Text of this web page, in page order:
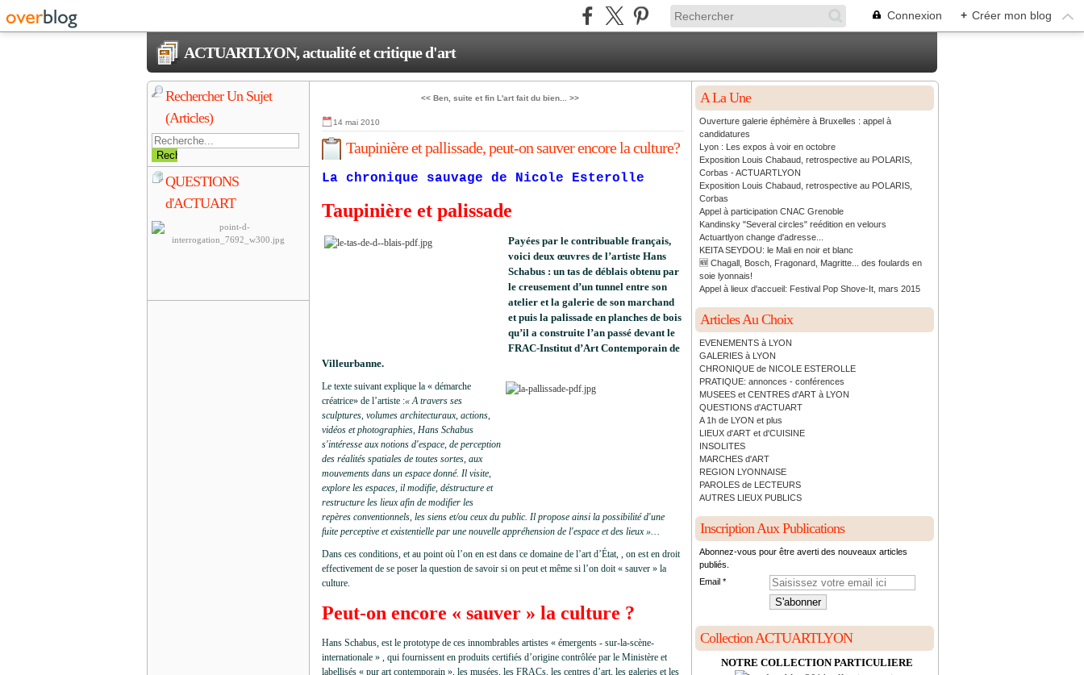
Connexion + Créer mon blog
ACTUARTLYON, actualité et critique d'art
Rechercher Un Sujet
(Articles)
QUESTIONS
d'ACTUART
<< Ben, suite et fin L'art fait du bien... >>
14 mai 2010
Taupinière et pallissade, peut-on sauver encore la culture?
La chronique sauvage de Nicole Esterolle
Taupinière et palissade
Payées par le contribuable français,
voici deux œuvres de l’artiste Hans
Schabus : un tas de déblais obtenu par
le creusement d’un tunnel entre son
atelier et la galerie de son marchand
et puis la palissade en planches de bois
qu’il a construite l’an passé devant le
FRAC-Institut d’Art Contemporain de
Villeurbanne.
Le texte suivant explique la « démarche
créatrice» de l’artiste :« A travers ses
sculptures, volumes architecturaux, actions,
vidéos et photographies, Hans Schabus
s'intéresse aux notions d'espace, de perception
des réalités spatiales de toutes sortes, aux
mouvements dans un espace donné. Il visite,
explore les espaces, il modifie, déstructure et
restructure les lieux afin de modifier les
repères conventionnels, les siens et/ou ceux du public. Il propose ainsi la possibilité d'une
fuite perceptive et existentielle par une nouvelle appréhension de l'espace et des lieux »…
Dans ces conditions, et au point où l’on en est dans ce domaine de l’art d’État, , on est en droit
effectivement de se poser la question de savoir si on peut et même si l’on doit « sauver » la
culture.
Peut-on encore « sauver » la culture ?
Hans Schabus, est le prototype de ces innombrables artistes « émergents - sur-la-scène-
internationale » , qui fournissent en produits certifiés d’origine contrôlée par le Ministère et
labellisés « pur art contemporain », les musées, les FRACs, les centres d’art, les galeries et les
A La Une
Ouverture galerie éphémère à Bruxelles : appel à
candidatures
Lyon : Les expos à voir en octobre
Exposition Louis Chabaud, retrospective au POLARIS,
Corbas - ACTUARTLYON
Exposition Louis Chabaud, retrospective au POLARIS,
Corbas
Appel à participation CNAC Grenoble
Kandinsky "Several circles" reédition en velours
Actuartlyon change d'adresse...
KEITA SEYDOU: le Mali en noir et blanc
🆕 Chagall, Bosch, Fragonard, Magritte... des foulards en
soie lyonnais!
Appel à lieux d'accueil: Festival Pop Shove-It, mars 2015
Articles Au Choix
EVENEMENTS à LYON
GALERIES à LYON
CHRONIQUE de NICOLE ESTEROLLE
PRATIQUE: annonces - conférences
MUSEES et CENTRES d'ART à LYON
QUESTIONS d'ACTUART
A 1h de LYON et plus
LIEUX d'ART et d'CUISINE
INSOLITES
MARCHES d'ART
REGION LYONNAISE
PAROLES de LECTEURS
AUTRES LIEUX PUBLICS
Inscription Aux Publications
Abonnez-vous pour être averti des nouveaux articles
publiés.
Email
Collection ACTUARTLYON
NOTRE COLLECTION PARTICULIERE